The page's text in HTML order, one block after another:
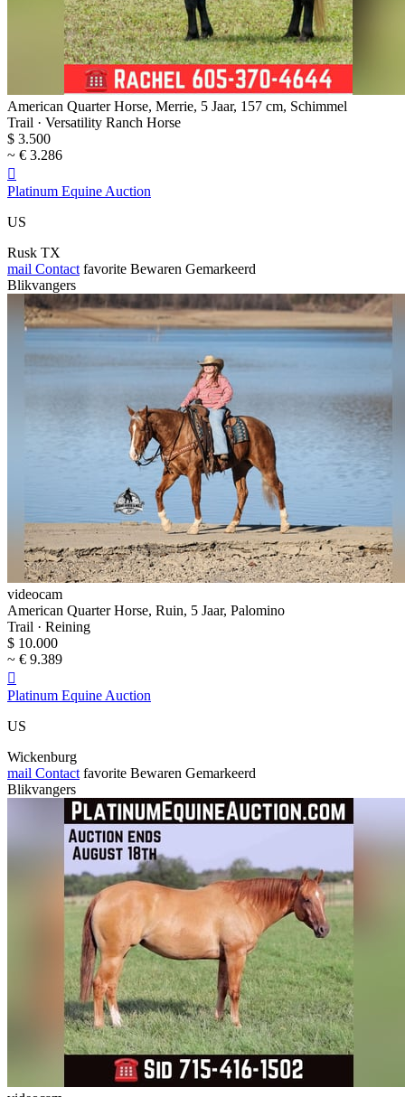
American Quarter Horse, Merrie, 5 Jaar, 157 cm, Schimmel
Trail · Versatility Ranch Horse
$ 3.500
~ € 3.286

Platinum Equine Auction
US
Rusk TX
mail Contact favorite Bewaren Gemarkeerd
Blikvangers
videocam
American Quarter Horse, Ruin, 5 Jaar, Palomino
Trail · Reining
$ 10.000
~ € 9.389

Platinum Equine Auction
US
Wickenburg
mail Contact favorite Bewaren Gemarkeerd
Blikvangers